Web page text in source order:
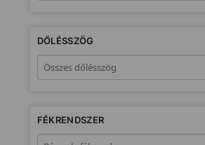
DŐLÉSSZÖG
FÉKRENDSZER